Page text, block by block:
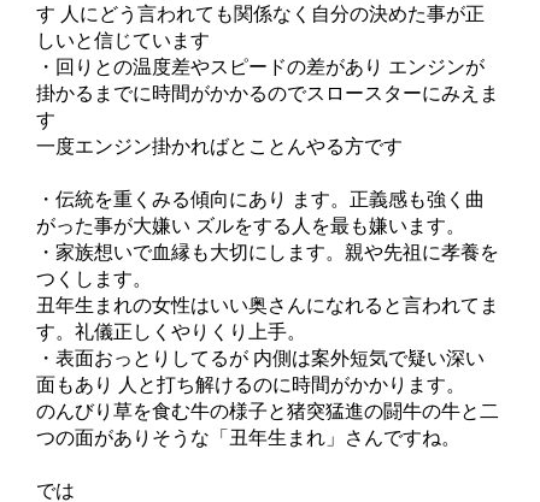
す 人にどう言われても関係なく自分の決めた事が正
しいと信じています
・回りとの温度差やスピードの差があり エンジンが
掛かるまでに時間がかかるのでスロースターにみえま
す
一度エンジン掛かればとことんやる方です
・伝統を重くみる傾向にあり ます。正義感も強く曲
がった事が大嫌い ズルをする人を最も嫌います。
・家族想いで血縁も大切にします。親や先祖に孝養を
つくします。
丑年生まれの女性はいい奥さんになれると言われてま
す。礼儀正しくやりくり上手。
・表面おっとりしてるが 内側は案外短気で疑い深い
面もあり 人と打ち解けるのに時間がかかります。
のんびり草を食む牛の様子と猪突猛進の闘牛の牛と二
つの面がありそうな「丑年生まれ」さんですね。
では